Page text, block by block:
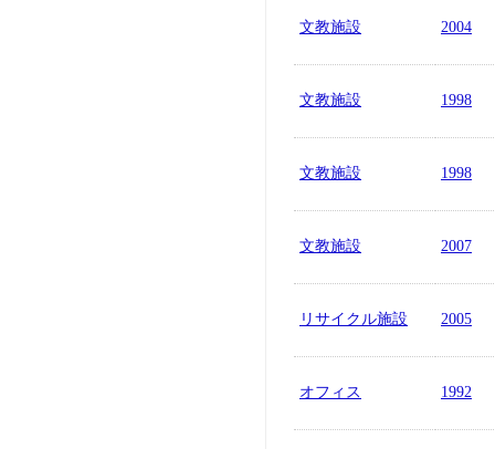
文教施設 2004
文教施設 1998
文教施設 1998
文教施設 2007
リサイクル施設 2005
オフィス 1992